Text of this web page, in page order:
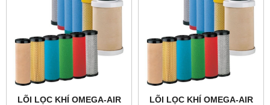
LÕI LỌC KHÍ OMEGA-AIR
LÕI LỌC KHÍ OMEGA-AIR